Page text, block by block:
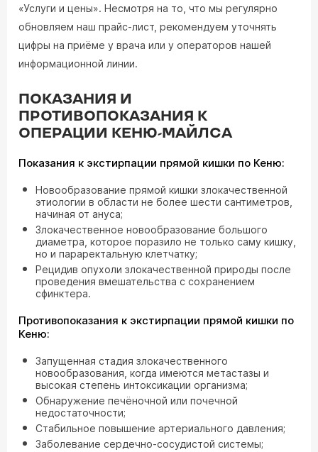
«Услуги и цены». Несмотря на то, что мы регулярно
обновляем наш прайс-лист, рекомендуем уточнять
цифры на приёме у врача или у операторов нашей
информационной линии.
ПОКАЗАНИЯ И
ПРОТИВОПОКАЗАНИЯ К
ОПЕРАЦИИ КЕНЮ-МАЙЛСА
Показания к экстирпации прямой кишки по Кеню:
Новообразование прямой кишки злокачественной
этиологии в области не более шести сантиметров,
начиная от ануса;
Злокачественное новообразование большого
диаметра, которое поразило не только саму кишку,
но и параректальную клетчатку;
Рецидив опухоли злокачественной природы после
проведения вмешательства с сохранением
сфинктера.
Противопоказания к экстирпации прямой кишки по
Кеню:
Запущенная стадия злокачественного
новообразования, когда имеются метастазы и
высокая степень интоксикации организма;
Обнаружение печёночной или почечной
недостаточности;
Стабильное повышение артериального давления;
Заболевание сердечно-сосудистой системы;